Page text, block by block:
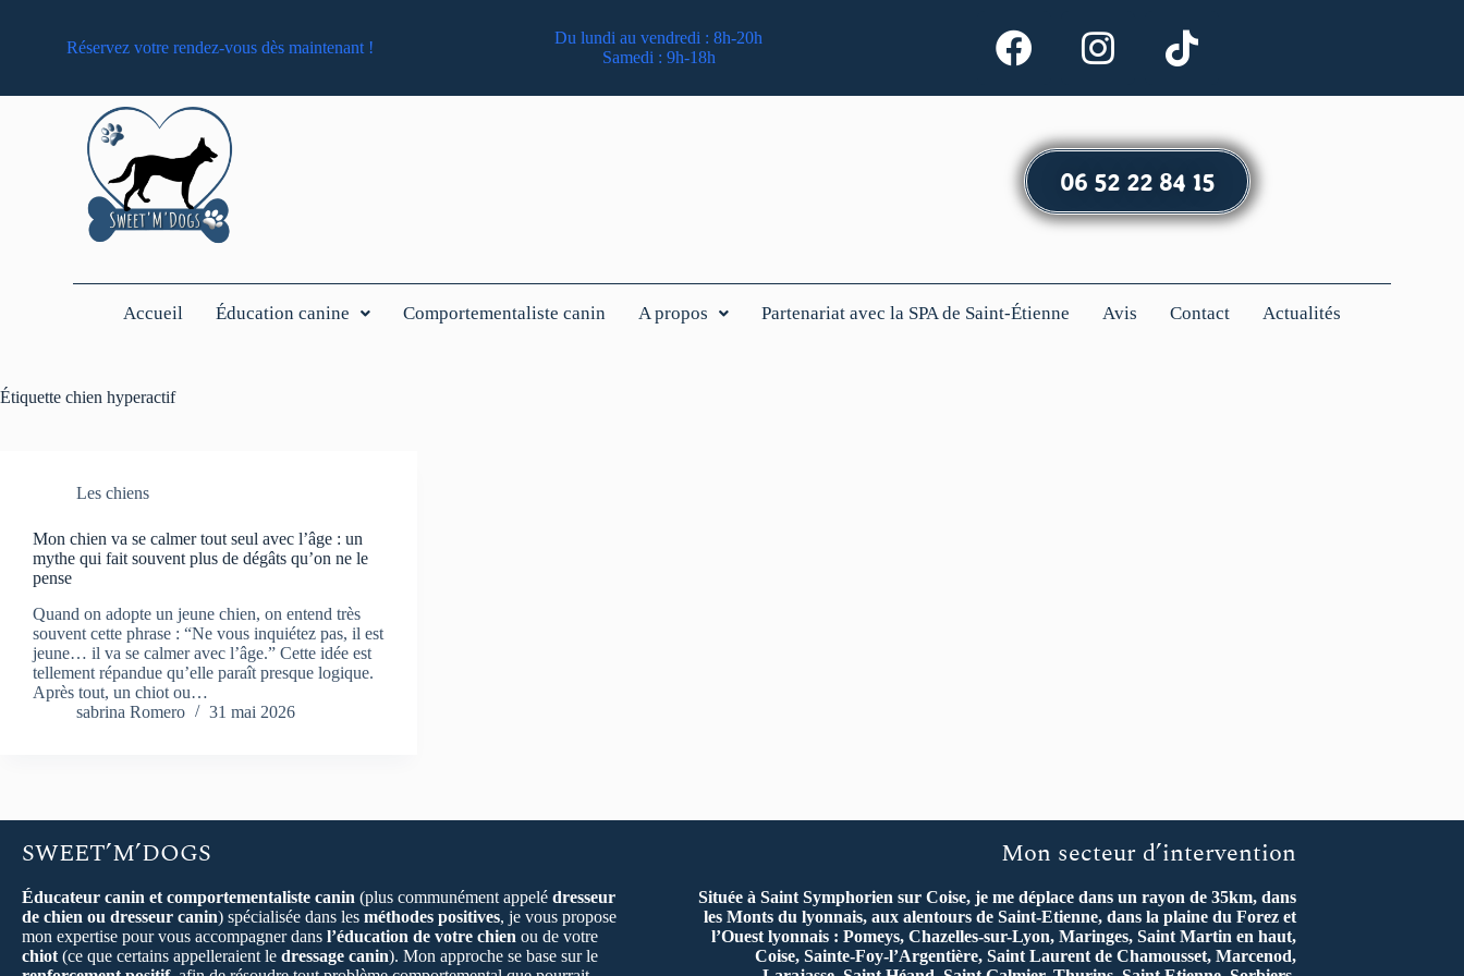
Réservez votre rendez-vous dès maintenant !
Du lundi au vendredi : 8h-20h
Samedi : 9h-18h
06 52 22 84 15
Accueil Éducation canine Comportementaliste canin A propos Partenariat avec la SPA de Saint-Étienne Avis Contact Actualités
Étiquette chien hyperactif
Les chiens
Mon chien va se calmer tout seul avec l’âge : un
mythe qui fait souvent plus de dégâts qu’on ne le
pense
Quand on adopte un jeune chien, on entend très
souvent cette phrase : “Ne vous inquiétez pas, il est
jeune… il va se calmer avec l’âge.” Cette idée est
tellement répandue qu’elle paraît presque logique.
Après tout, un chiot ou…
sabrina Romero
31 mai 2026
SWEET’M’DOGS
Éducateur canin et comportementaliste canin (plus communément appelé dresseur
de chien ou dresseur canin) spécialisée dans les méthodes positives, je vous propose
mon expertise pour vous accompagner dans l’éducation de votre chien ou de votre
chiot (ce que certains appelleraient le dressage canin). Mon approche se base sur le
Mon secteur d’intervention
Située à Saint Symphorien sur Coise, je me déplace dans un rayon de 35km, dans
les Monts du lyonnais, aux alentours de Saint-Etienne, dans la plaine du Forez et
l’Ouest lyonnais : Pomeys, Chazelles-sur-Lyon, Maringes, Saint Martin en haut,
Coise, Sainte-Foy-l’Argentière, Saint Laurent de Chamousset, Marcenod,